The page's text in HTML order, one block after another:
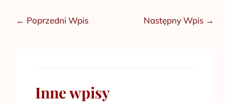
← Poprzedni Wpis Następny Wpis →
Inne wpisy